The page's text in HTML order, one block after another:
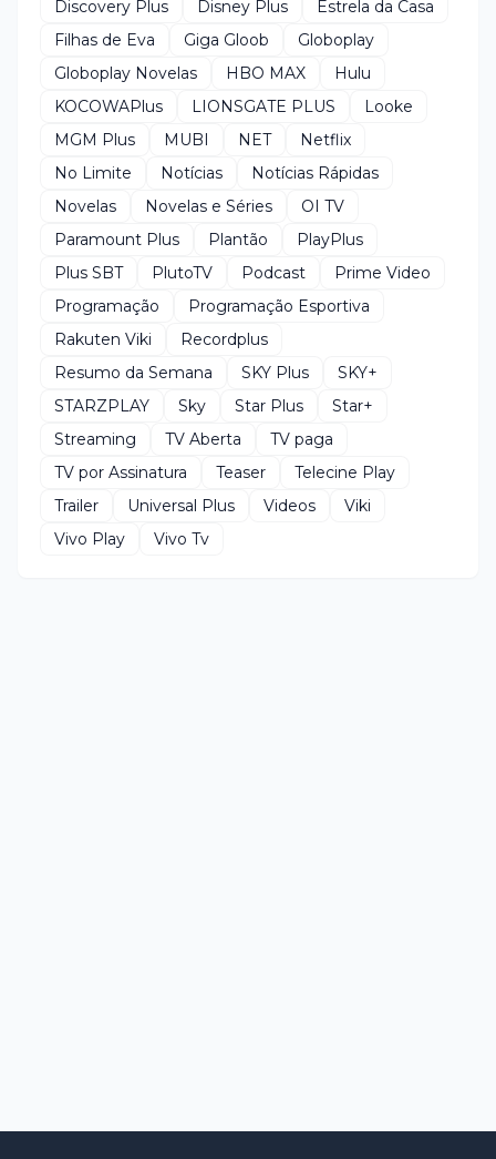
Discovery Plus
Disney Plus
Estrela da Casa
Filhas de Eva
Giga Gloob
Globoplay
Globoplay Novelas
HBO MAX
Hulu
KOCOWAPlus
LIONSGATE PLUS
Looke
MGM Plus
MUBI NET
Netflix
No Limite
Notícias
Notícias Rápidas
Novelas
Novelas e Séries
OI TV
Paramount Plus
Plantão
PlayPlus
Plus SBT
PlutoTV Podcast
Prime Video
Programação
Programação Esportiva
Rakuten Viki
Recordplus
Resumo da Semana
SKY Plus
SKY+
STARZPLAY
Sky Star Plus
Star+
Streaming
TV Aberta
TV paga
TV por Assinatura
Teaser
Telecine Play
Trailer
Universal Plus Videos
Viki
Vivo Play
Vivo Tv